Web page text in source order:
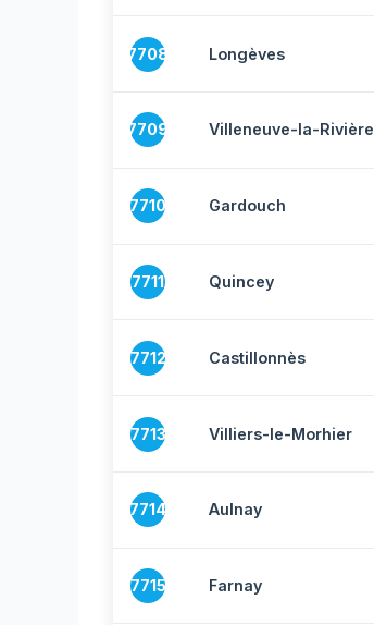
7708 Longèves
7709 Villeneuve-la-Rivière
7710 Gardouch
7711 Quincey
7712 Castillonnès
7713 Villiers-le-Morhier
7714 Aulnay
7715 Farnay